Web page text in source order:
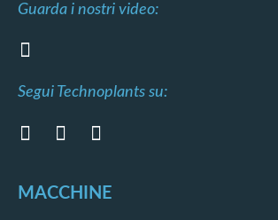
Guarda i nostri video:
Segui Technoplants su:
MACCHINE